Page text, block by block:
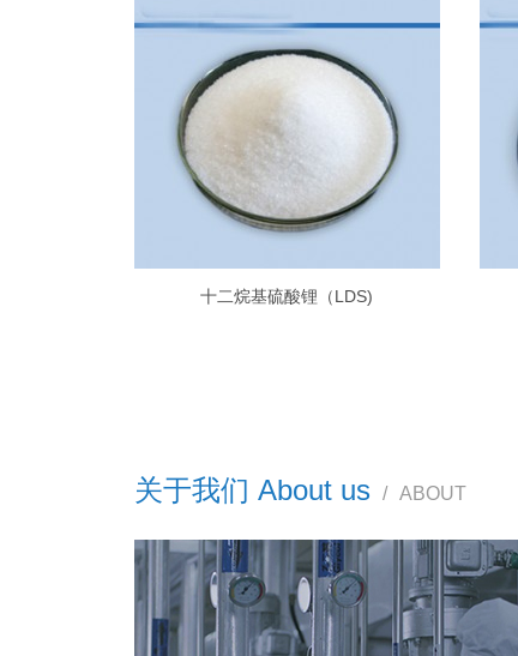
十二烷基硫酸锂（LDS)
关于我们 About us / ABOUT